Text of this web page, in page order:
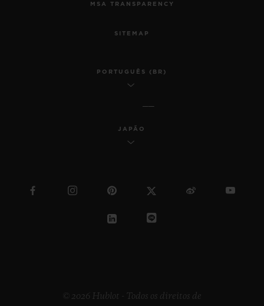
MSA TRANSPARENCY
SITEMAP
PORTUGUÊS (BR)
JAPÃO
© 2026 Hublot - Todos os direitos de